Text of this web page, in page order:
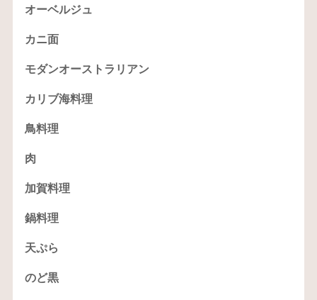
オーベルジュ
カニ面
モダンオーストラリアン
カリブ海料理
鳥料理
肉
加賀料理
鍋料理
天ぷら
のど黒